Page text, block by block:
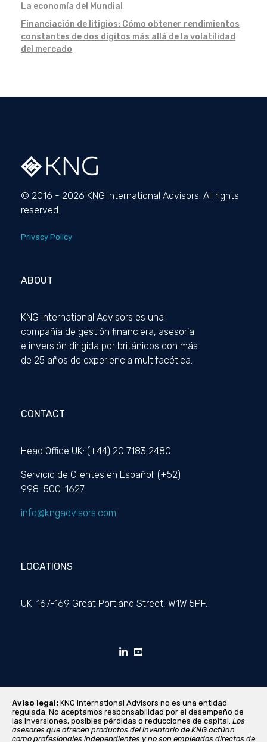
La economía del Mundial
Financiación de litigios: Cómo obtener rendimientos
constantes de dos dígitos más allá de la volatilidad
del mercado
© 2016 - 2026 KNG International Advisors. All rights
reserved.
Privacy Policy
ABOUT
KNG International Advisors es una
compañía de gestión financiera, asesoría
e inversión dirigida por británicos con más
de 25 años de experiencia multifacética.
CONTACT
Head Office UK: (+44) 20 7183 2480
Servicio de Clientes en Español: (+52)
998-500-1627
info@kngadvisors.com
LOCATIONS
UK: 167-169 Great Portland Street, W1W 5PF.
Aviso legal: KNG International Advisors no es una entidad
regulada. No aceptamos responsabilidad por el desempeño de
las inversiones, posibles pérdidas o reducciones de capital. Los
asesores que ofrecen productos del inventario de KNG actúan
como profesionales independientes y no son empleados directos de